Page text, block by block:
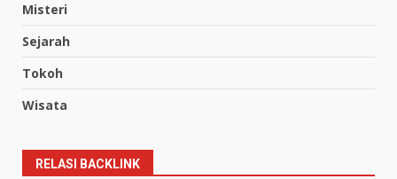
Misteri
Sejarah
Tokoh
Wisata
RELASI BACKLINK